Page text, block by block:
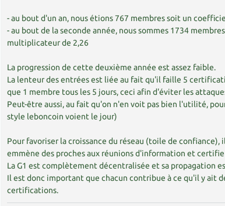
- au bout d'un an, nous étions 767 membres soit un
- au bout de la seconde année, nous sommes 1734
multiplicateur de 2,26
La progression de cette deuxième année est assez faible.
La lenteur des entrées est liée au fait qu'il faille 5
que 1 membre tous les 5 jours, ceci afin d'éviter les
Peut-être aussi, au fait qu'on n'en voit pas bien l'utilité,
style leboncoin voient le jour)
Pour favoriser la croissance du réseau (toile de
emmène des proches aux réunions d'information et
La G1 est complètement décentralisée et sa propagation
Il est donc important que chacun contribue à ce qu'il y ait
certifications.